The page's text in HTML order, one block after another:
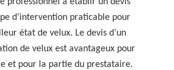
d’intervention praticable pour
état de velux. Le devis d’un
de velux est avantageux pour
et pour la partie du prestataire.